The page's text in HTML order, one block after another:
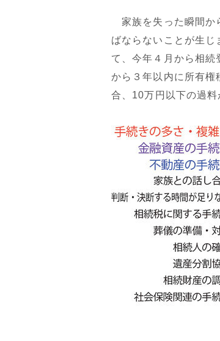
家族を失った瞬間か
ばならないことが生じ
て、今年４月から相続
から３年以内に所有権
合、10万円以下の過料